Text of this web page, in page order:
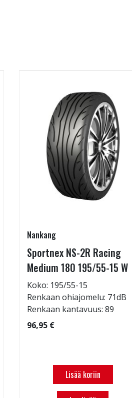
Nankang
Sportnex NS-2R Racing
Medium 180 195/55-15 W
Koko: 195/55-15
Renkaan ohiajomelu: 71dB
Renkaan kantavuus: 89
96,95 €
Lisää koriin